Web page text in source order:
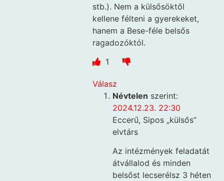
stb.). Nem a külsősöktől
kellene félteni a gyerekeket,
hanem a Bese-féle belsős
ragadozóktól.
1
Válasz
Névtelen szerint:
2024.12.23. 22:30
Eccerű, Sipos „külsős”
elvtárs
Az intézmények feladatát
átvállalod és minden
belsőst lecserélsz 3 héten